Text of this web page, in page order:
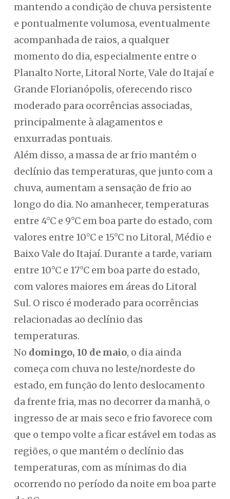
mantendo a condição de chuva persistente
e pontualmente volumosa, eventualmente
acompanhada de raios, a qualquer
momento do dia, especialmente entre o
Planalto Norte, Litoral Norte, Vale do Itajaí e
Grande Florianópolis, oferecendo risco
moderado para ocorrências associadas,
principalmente à alagamentos e
enxurradas pontuais.
Além disso, a massa de ar frio mantém o
declínio das temperaturas, que junto com a
chuva, aumentam a sensação de frio ao
longo do dia. No amanhecer, temperaturas
entre 4°C e 9°C em boa parte do estado, com
valores entre 10°C e 15°C no Litoral, Médio e
Baixo Vale do Itajaí. Durante a tarde, variam
entre 10°C e 17°C em boa parte do estado,
com valores maiores em áreas do Litoral
Sul. O risco é moderado para ocorrências
relacionadas ao declínio das
temperaturas.
No domingo, 10 de maio, o dia ainda
começa com chuva no leste/nordeste do
estado, em função do lento deslocamento
da frente fria, mas no decorrer da manhã, o
ingresso de ar mais seco e frio favorece com
que o tempo volte a ficar estável em todas as
regiões, o que mantém o declínio das
temperaturas, com as mínimas do dia
ocorrendo no período da noite em boa parte